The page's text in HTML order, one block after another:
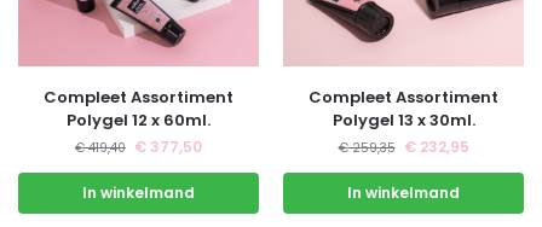
Compleet Assortiment
Polygel 12 x 60ml.
€419,40 € 377,50
In winkelmand
Compleet Assortiment
Polygel 13 x 30ml.
€259,35 €232,95
In winkelmand